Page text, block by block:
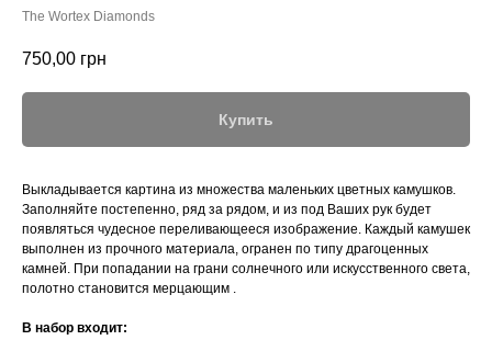
The Wortex Diamonds
750,00 грн
Купить
Выкладывается картина из множества маленьких цветных камушков.
Заполняйте постепенно, ряд за рядом, и из под Ваших рук будет
появляться чудесное переливающееся изображение. Каждый камушек
выполнен из прочного материала, огранен по типу драгоценных
камней. При попадании на грани солнечного или искусственного света,
полотно становится мерцающим .
В набор входит: